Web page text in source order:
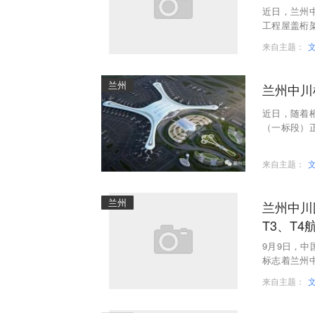
近日，兰州
工程屋盖桁
来自主题：
兰州 兰州中
近日，随着
（一标段
来自主题：
兰州
兰州中
T3、T4
9月9日，中
标志着兰州
来自主题：